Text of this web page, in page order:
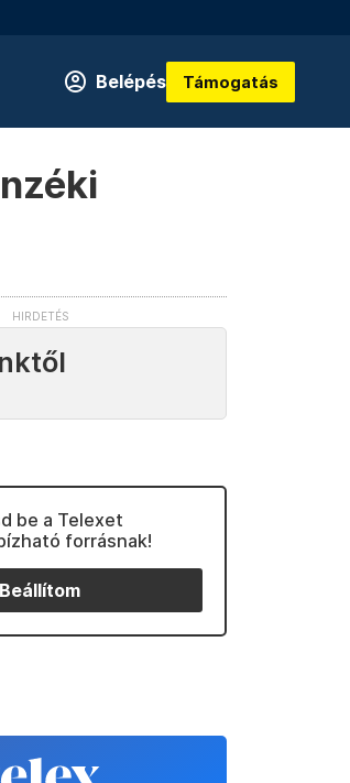
Belépés Támogatás
be a Telexet
forrásnak!
Beállítom